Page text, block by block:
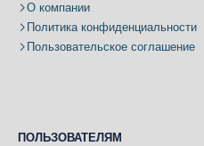
О компании
Политика конфиденциальности
Пользовательское соглашение
ПОЛЬЗОВАТЕЛЯМ